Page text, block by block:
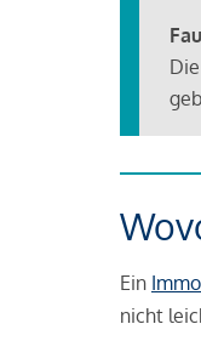
Ein
nicht